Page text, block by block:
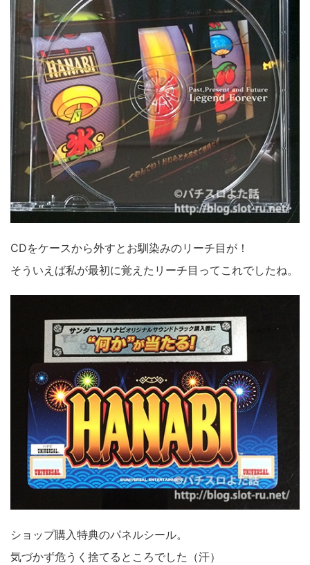
CDをケースから外すとお馴染みのリーチ目が！
そういえば私が最初に覚えたリーチ目ってこれでしたね。
ショップ購入特典のパネルシール。
気づかず危うく捨てるところでした（汗）